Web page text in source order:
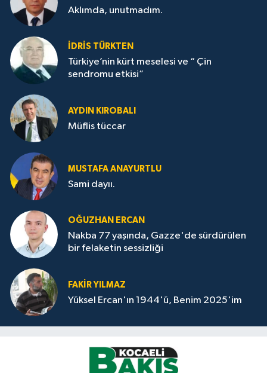
Aklımda, unutmadım.
İDRİS TÜRKTEN
Türkiye’nin kürt meselesi ve “ Çin
sendromu etkisi”
AYDIN KIROBALI
Müflis tüccar
MUSTAFA ANAYURTLU
Sami dayıı.
OĞUZHAN ERCAN
Nakba 77 yaşında, Gazze'de sürdürülen
bir felaketin sessizliği
FAKİR YILMAZ
Yüksel Ercan'ın 1944'ü, Benim 2025'im